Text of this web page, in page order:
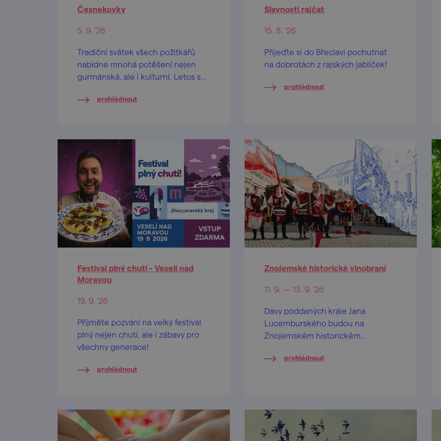
Česnekovky
5. 9. '26
Tradiční svátek všech požitkářů
nabídne mnohá potěšení nejen
gurmánská, ale i kulturní. Letos se
v sobotu 5. září.
prohlédnout
Slavnosti rajčat
15. 8. '26
Přijeďte si do Břeclavi pochutnat
na dobrotách z rajských jablíček!
prohlédnout
Festival plný chutí - Veselí nad
Moravou
19. 9. '26
Přijměte pozvání na velký festival
plný nejen chutí, ale i zábavy pro
všechny generace!
prohlédnout
Znojemské historické vinobraní
11. 9. — 13. 9. '26
Davy poddaných krále Jana
Lucemburského budou na
Znojemském historickém
vznešeného panovníka krále Jana
Přijeďte prožít jedinečnou
historickou slavnost.
prohlédnout